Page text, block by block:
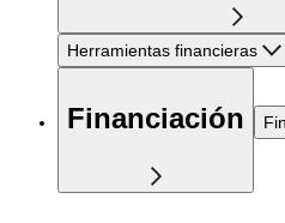
Herramientas financieras
Financiación